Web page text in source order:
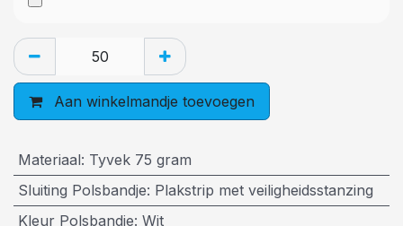
Aan winkelmandje toevoegen
Materiaal: Tyvek 75 gram
Sluiting Polsbandje: Plakstrip met veiligheidsstanzing
Kleur Polsbandje: Wit